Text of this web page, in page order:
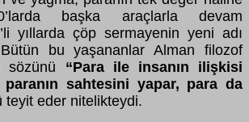
başka araçlarla devam
yıllarda çöp sermayenin yeni adı
bu yaşananlar Alman filozof
sözünü “Para ile insanın ilişkisi
sahtesini yapar, para da
teyit eder nitelikteydi.